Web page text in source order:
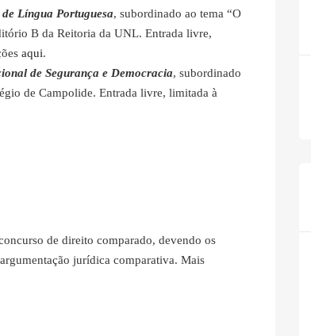
Língua Portuguesa, subordinado ao tema “O
B da Reitoria da UNL. Entrada livre,
aqui.
de Segurança e Democracia, subordinado
de Campolide. Entrada livre, limitada à
de direito comparado, devendo os
jurídica comparativa. Mais